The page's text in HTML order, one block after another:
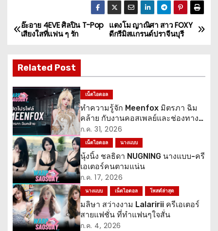
แ
ะ
แ
น
ว
เ
รื่
อ
ง
แตงโม ญาณิศา สาว FOXY
ดีกรีมิสแกรนด์ปราจีนบุรี
อ๊ะอาย 4EVE ศิลปิน T-Pop
เสียงใสที่แฟน ๆ รัก
Related Post
เน็ตไอดอล
ทำความรู้จัก Meenfox มิตรภา ฉิม
คล้าย กับงานคอสเพลย์และช่องทาง
ติดตาม
ก.ค. 31, 2026
เน็ตไอดอล นางแบบ
นุ้งนิ้ง ชลธิดา NUGNING นางแบบ-ครี
เอเตอร์คนตามแน่น
ก.ค. 17, 2026
นางแบบ เน็ตไอดอล โพสต์ล่าสุด
มลิษา สว่างงาม Lalaririi ครีเอเตอร์
สายแฟชั่น ที่ทำแฟนๆใจสั่น
ก.ค. 4, 2026